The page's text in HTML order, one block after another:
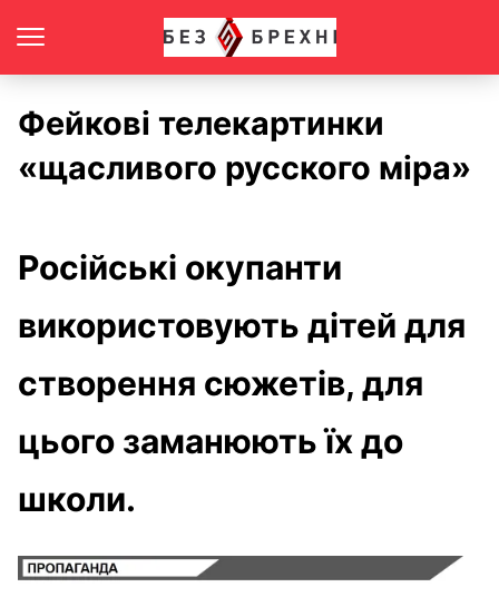
Фейкові телекартинки
«щасливого русского міра»
Російські окупанти
використовують дітей для
створення сюжетів, для
цього заманюють їх до
школи.